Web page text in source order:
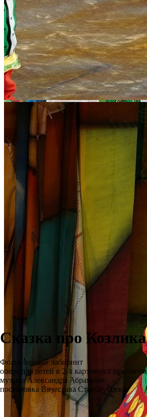
Сказка про Козлика
Фольклорный лабиринт
опера для детей в 2-х картинах с прологом
музыка Александра Абраменко
постановка Вячеслава Стародубцева